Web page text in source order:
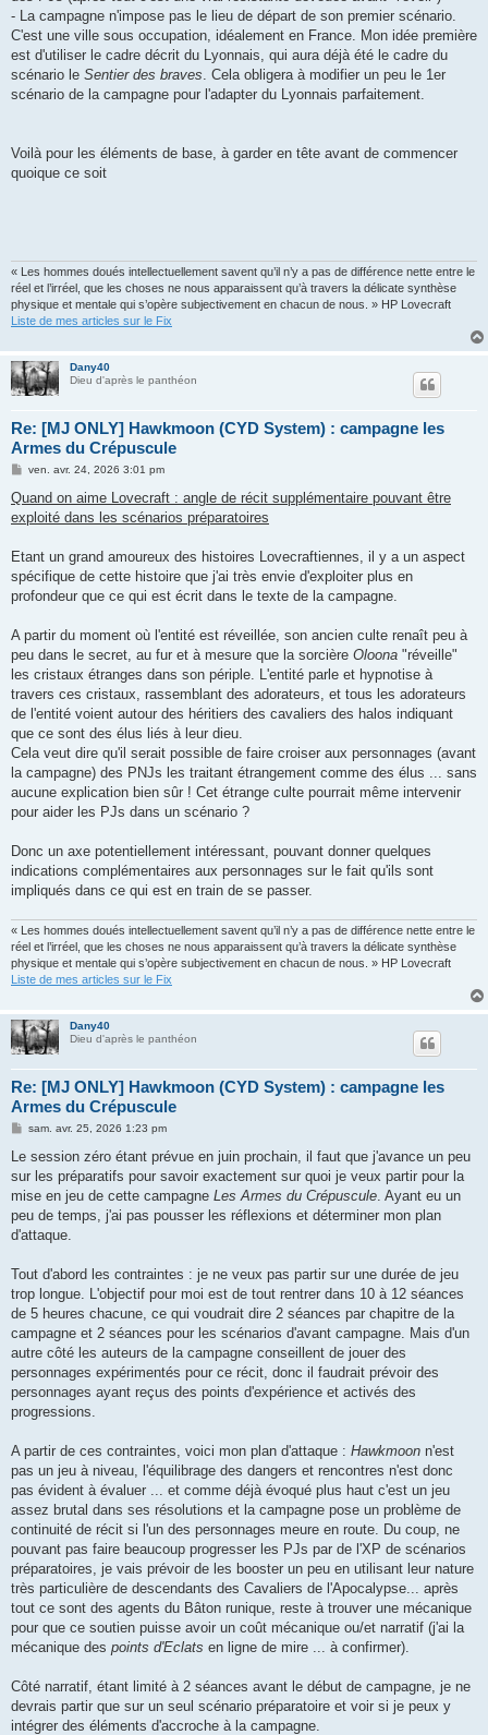
- La campagne n'impose pas le lieu de départ de son premier scénario.
C'est une ville sous occupation, idéalement en France. Mon idée première
est d'utiliser le cadre décrit du Lyonnais, qui aura déjà été le cadre du
scénario le Sentier des braves . Cela obligera à modifier un peu le 1er
scénario de la campagne pour l'adapter du Lyonnais parfaitement.
Voilà pour les éléments de base, à garder en tête avant de commencer
quoique ce soit
« Les hommes doués intellectuellement savent qu’il n’y a pas de différence nette entre le
réel et l’irréel, que les choses ne nous apparaissent qu’à travers la délicate synthèse
physique et mentale qui s’opère subjectivement en chacun de nous. » HP Lovecraft
Liste de mes articles sur le Fix
Dany40
Dieu d'après le panthéon
Re: [MJ ONLY] Hawkmoon (CYD System) : campagne les
Armes du Crépuscule
M
s
s
a
ven. avr. 24, 2026 3:01 pm
Quand on aime Lovecraft : angle de récit supplémentaire pouvant être
exploité dans les scénarios préparatoires
Etant un grand amoureux des histoires Lovecraftiennes, il y a un aspect
spécifique de cette histoire que j'ai très envie d'exploiter plus en
profondeur que ce qui est écrit dans le texte de la campagne.
A partir du moment où l'entité est réveillée, son ancien culte renaît peu à
peu dans le secret, au fur et à mesure que la sorcière Oloona "réveille"
les cristaux étranges dans son périple. L'entité parle et hypnotise à
travers ces cristaux, rassemblant des adorateurs, et tous les adorateurs
de l'entité voient autour des héritiers des cavaliers des halos indiquant
que ce sont des élus liés à leur dieu.
Cela veut dire qu'il serait possible de faire croiser aux personnages (avant
la campagne) des PNJs les traitant étrangement comme des élus ... sans
aucune explication bien sûr ! Cet étrange culte pourrait même intervenir
pour aider les PJs dans un scénario ?
Donc un axe potentiellement intéressant, pouvant donner quelques
indications complémentaires aux personnages sur le fait qu'ils sont
impliqués dans ce qui est en train de se passer.
« Les hommes doués intellectuellement savent qu’il n’y a pas de différence nette entre le
réel et l’irréel, que les choses ne nous apparaissent qu’à travers la délicate synthèse
physique et mentale qui s’opère subjectivement en chacun de nous. » HP Lovecraft
Liste de mes articles sur le Fix
Dany40
Dieu d'après le panthéon
Re: [MJ ONLY] Hawkmoon (CYD System) : campagne les
Armes du Crépuscule
M
s
a
g
sam. avr. 25, 2026 1:23 pm
Le session zéro étant prévue en juin prochain, il faut que j'avance un peu
sur les préparatifs pour savoir exactement sur quoi je veux partir pour la
mise en jeu de cette campagne Les Armes du Crépuscule . Ayant eu un
peu de temps, j'ai pas pousser les réflexions et déterminer mon plan
d'attaque.
Tout d'abord les contraintes : je ne veux pas partir sur une durée de jeu
trop longue. L'objectif pour moi est de tout rentrer dans 10 à 12 séances
de 5 heures chacune, ce qui voudrait dire 2 séances par chapitre de la
campagne et 2 séances pour les scénarios d'avant campagne. Mais d'un
autre côté les auteurs de la campagne conseillent de jouer des
personnages expérimentés pour ce récit, donc il faudrait prévoir des
personnages ayant reçus des points d'expérience et activés des
progressions.
A partir de ces contraintes, voici mon plan d'attaque : Hawkmoon n'est
pas un jeu à niveau, l'équilibrage des dangers et rencontres n'est donc
pas évident à évaluer ... et comme déjà évoqué plus haut c'est un jeu
assez brutal dans ses résolutions et la campagne pose un problème de
continuité de récit si l'un des personnages meure en route. Du coup, ne
pouvant pas faire beaucoup progresser les PJs par de l'XP de scénarios
préparatoires, je vais prévoir de les booster un peu en utilisant leur nature
très particulière de descendants des Cavaliers de l'Apocalypse... après
tout ce sont des agents du Bâton runique, reste à trouver une mécanique
pour que ce soutien puisse avoir un coût mécanique ou/et narratif (j'ai la
mécanique des points d'Eclats en ligne de mire ... à confirmer).
Côté narratif, étant limité à 2 séances avant le début de campagne, je ne
devrais partir que sur un seul scénario préparatoire et voir si je peux y
intégrer des éléments d'accroche à la campagne.